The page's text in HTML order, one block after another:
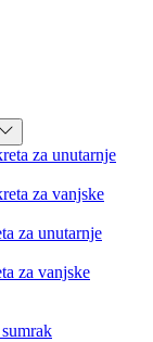
za unutarnje
za vanjske
za unutarnje
za vanjske